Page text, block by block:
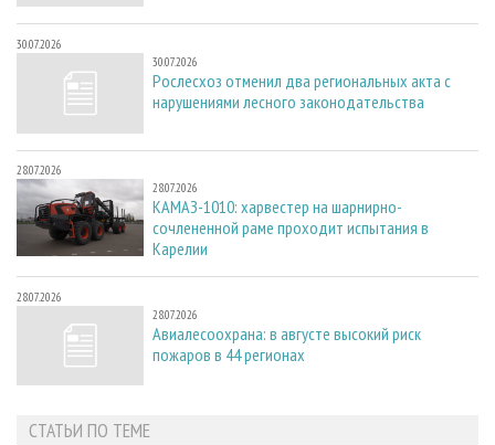
30.07.2026
30.07.2026
Рослесхоз отменил два региональных акта с
нарушениями лесного законодательства
28.07.2026
28.07.2026
КАМАЗ-1010: харвестер на шарнирно-
сочлененной раме проходит испытания в
Карелии
28.07.2026
28.07.2026
Авиалесоохрана: в августе высокий риск
пожаров в 44 регионах
СТАТЬИ ПО ТЕМЕ